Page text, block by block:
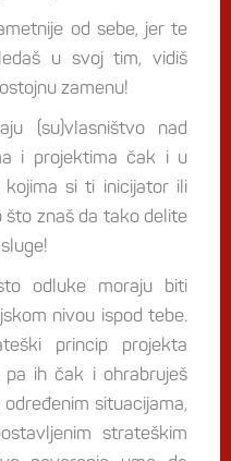
od sebe, jer te
u svoj tim, vidiš
zamenu!
(su)vlasništvo nad
i projektima čak i u
si ti inicijator ili
što znaš da tako delite
odluke moraju biti
nivou ispod tebe.
princip projekta
pa ih čak i ohrabruješ
situacijama,
strateškim